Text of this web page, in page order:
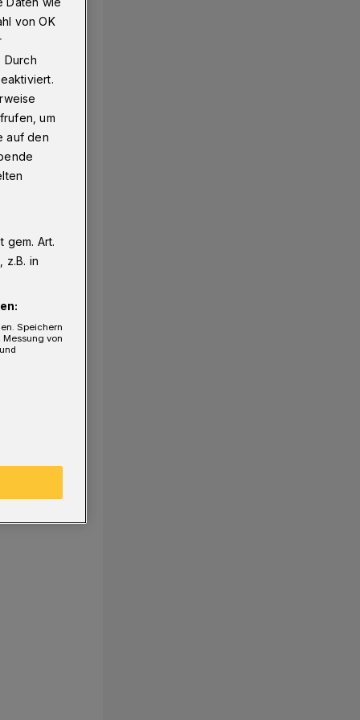
von OK
Durch
um
auf den
gem. Art.
z.B. in
Speichern
von